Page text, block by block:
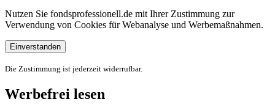
Nutzen Sie fondsprofessionell.de mit Ihrer Zustimmung zur
Verwendung von Cookies für Webanalyse und Werbemaßnahmen.
Einverstanden
Die Zustimmung ist jederzeit widerrufbar.
Werbefrei lesen